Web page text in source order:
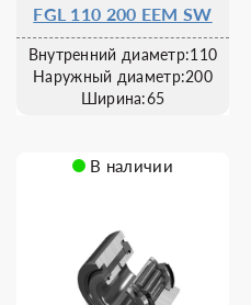
FGL 110 200 EEM SW
Внутренний диаметр:110
Наружный диаметр:200
Ширина:65
В наличии